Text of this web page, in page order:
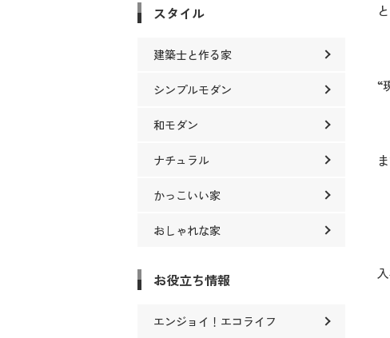
“
スタイル
建築士と作る家
シンプルモダン
和モダン
ナチュラル
かっこいい家
おしゃれな家
お役立ち情報
エンジョイ！エコライフ